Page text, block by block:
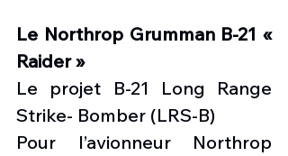
Le Northrop Grumman B-21 «
Raider »
Le projet B-21 Long Range
Strike- Bomber (LRS-B)
Pour l’avionneur Northrop